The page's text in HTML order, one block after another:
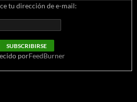
tu dirección de e-mail:
porFeedBurner